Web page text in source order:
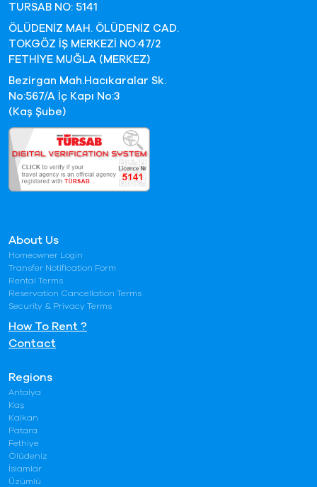
Regions
Antalya
Kaş
Kalkan
Patara
Fethiye
Ölüdeniz
İslamlar
Üzümlü
About Us
Homeowner Login
Transfer Notification Form
Rental Terms
Reservation Cancellation Terms
Security & Privacy Terms
How To Rent ?
Contact
TURSAB NO: 5141
ÖLÜDENİZ MAH. ÖLÜDENİZ CAD.
TOKGÖZ İŞ MERKEZİ NO:47/2
FETHİYE MUĞLA (MERKEZ)
Bezirgan Mah.Hacıkaralar Sk.
No:567/A İç Kapı No:3
(Kaş Şube)